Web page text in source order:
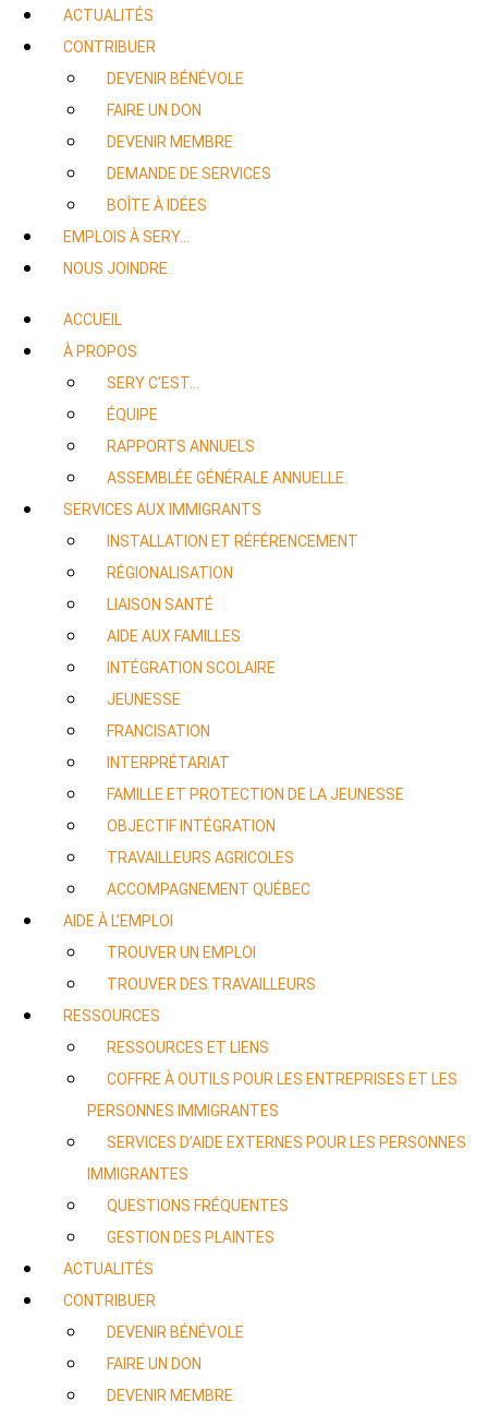
ACTUALITÉS
CONTRIBUER
DEVENIR BÉNÉVOLE
FAIRE UN DON
DEVENIR MEMBRE
DEMANDE DE SERVICES
BOÎTE À IDÉES
EMPLOIS À SERY…
NOUS JOINDRE
ACCUEIL
À PROPOS
SERY C’EST…
ÉQUIPE
RAPPORTS ANNUELS
ASSEMBLÉE GÉNÉRALE ANNUELLE
SERVICES AUX IMMIGRANTS
INSTALLATION ET RÉFÉRENCEMENT
RÉGIONALISATION
LIAISON SANTÉ
AIDE AUX FAMILLES
INTÉGRATION SCOLAIRE
JEUNESSE
FRANCISATION
INTERPRÉTARIAT
FAMILLE ET PROTECTION DE LA JEUNESSE
OBJECTIF INTÉGRATION
TRAVAILLEURS AGRICOLES
ACCOMPAGNEMENT QUÉBEC
AIDE À L’EMPLOI
TROUVER UN EMPLOI
TROUVER DES TRAVAILLEURS
RESSOURCES
RESSOURCES ET LIENS
COFFRE À OUTILS POUR LES ENTREPRISES ET LES
PERSONNES IMMIGRANTES
SERVICES D’AIDE EXTERNES POUR LES PERSONNES
IMMIGRANTES
QUESTIONS FRÉQUENTES
GESTION DES PLAINTES
ACTUALITÉS
CONTRIBUER
DEVENIR BÉNÉVOLE
FAIRE UN DON
DEVENIR MEMBRE